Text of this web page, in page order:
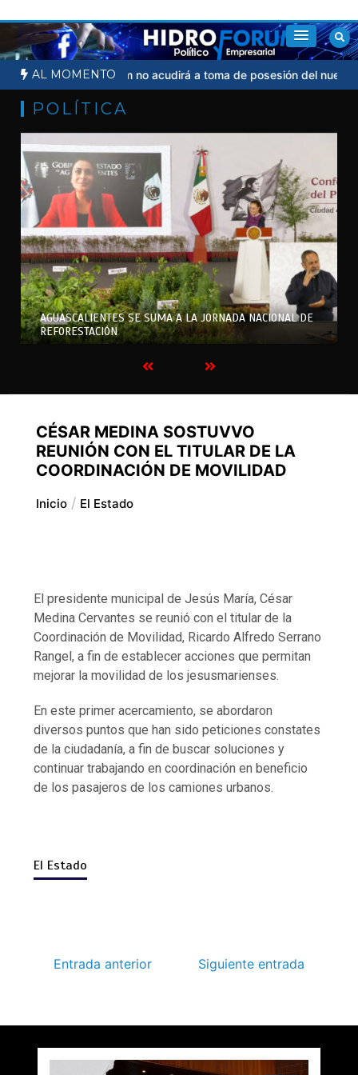
al
contenido
AL MOMENTO
judicial Sheinbaum no acudirá a toma de posesión del nuevo
POLÍTICA
AGUASCALIENTES SE SUMA A LA JORNADA NACIONAL DE
REFORESTACIÓN
CÉSAR MEDINA SOSTUVVO
REUNIÓN CON EL TITULAR DE LA
COORDINACIÓN DE MOVILIDAD
Inicio El Estado
El presidente municipal de Jesús María, César
Medina Cervantes se reunió con el titular de la
Coordinación de Movilidad, Ricardo Alfredo Serrano
Rangel, a fin de establecer acciones que permitan
mejorar la movilidad de los jesusmarienses.
En este primer acercamiento, se abordaron
diversos puntos que han sido peticiones constates
de la ciudadanía, a fin de buscar soluciones y
continuar trabajando en coordinación en beneficio
de los pasajeros de los camiones urbanos.
El Estado
Entrada anterior Siguiente entrada